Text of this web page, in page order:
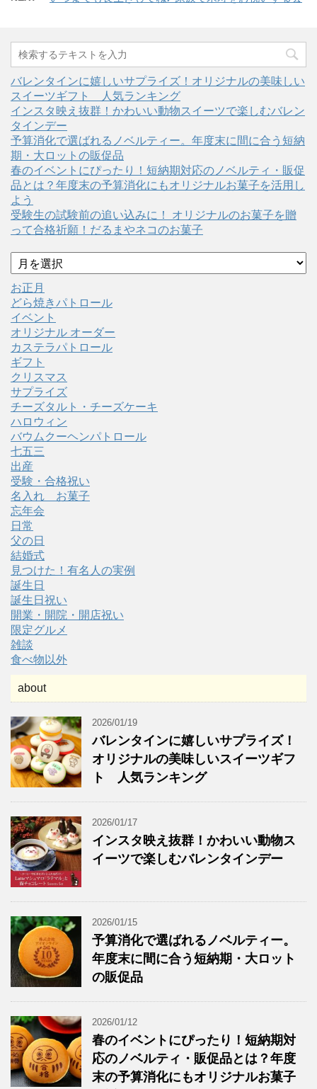
バレンタインに嬉しいサプライズ！オリジナルの美味しい
スイーツギフト 人気ランキング
インスタ映え抜群！かわいい動物スイーツで楽しむバレン
タインデー
予算消化で選ばれるノベルティー。年度末に間に合う短納
期・大ロットの販促品
春のイベントにぴったり！短納期対応のノベルティ・販促
品とは？年度末の予算消化にもオリジナルお菓子を活用し
よう
受験生の試験前の追い込みに！ オリジナルのお菓子を贈
って合格祈願！だるまやネコのお菓子
ア
ー
カ
イ
ブ
お正月
どら焼きパトロール
イベント
オリジナル オーダー
カステラパトロール
ギフト
クリスマス
サプライズ
チーズタルト・チーズケーキ
ハロウィン
バウムクーヘンパトロール
七五三
出産
受験・合格祝い
名入れ お菓子
忘年会
日常
父の日
結婚式
見つけた！有名人の実例
誕生日
誕生日祝い
開業・開院・開店祝い
限定グルメ
雑談
食べ物以外
about
2026/01/19
バレンタインに嬉しいサプライズ！
オリジナルの美味しいスイーツギフ
ト 人気ランキング
2026/01/17
インスタ映え抜群！かわいい動物ス
イーツで楽しむバレンタインデー
2026/01/15
予算消化で選ばれるノベルティー。
年度末に間に合う短納期・大ロット
の販促品
2026/01/12
春のイベントにぴったり！短納期対
応のノベルティ・販促品とは？年度
末の予算消化にもオリジナルお菓子